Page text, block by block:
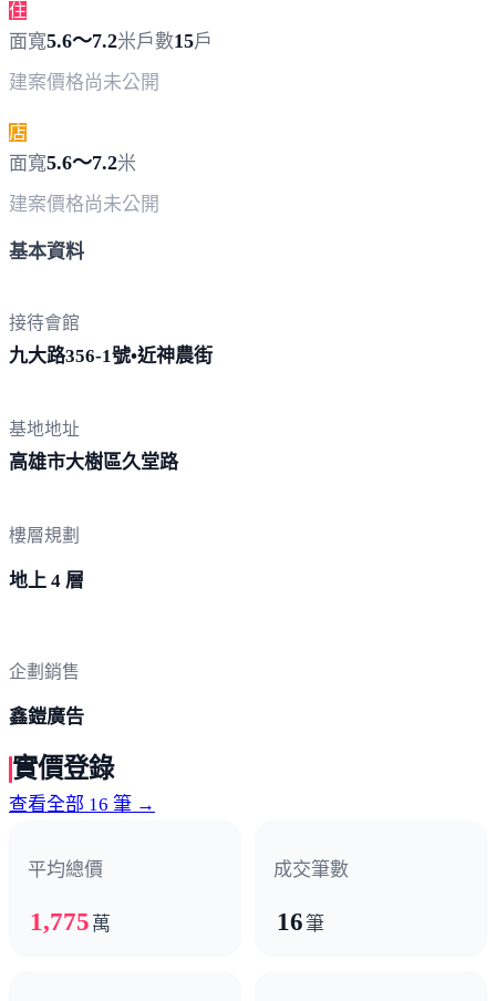
住
面寬5.6～7.2米戶數15戶
建案價格尚未公開
店
面寬5.6～7.2米
建案價格尚未公開
基本資料
接待會館
九大路356-1號•近神農街
基地地址
高雄市大樹區久堂路
樓層規劃
地上 4 層
企劃銷售
鑫鎧廣告
實價登錄
查看全部 16 筆 →
平均總價
1,775 萬
成交筆數
16筆